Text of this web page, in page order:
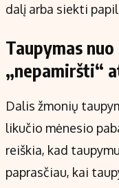
dalį arba siekti
Taupymas
„nepamiršti“
Dalis žmonių
likučio mėnesio
reiškia, kad
paprasčiau, kai